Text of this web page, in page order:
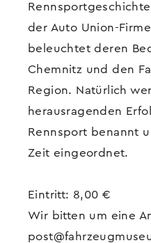
der Auto Union-
beleuchtet deren
Chemnitz und den
Region. Natürlich
herausragenden
Rennsport benannt
Zeit eingeordnet.
Eintritt: 8,00 €
Wir bitten um eine